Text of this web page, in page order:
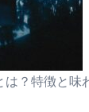
は？特徴と味